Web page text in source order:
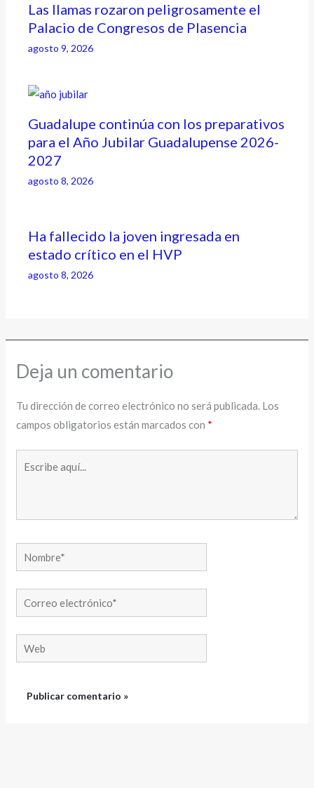
Las llamas rozaron peligrosamente el
Palacio de Congresos de Plasencia
agosto 9, 2026
Guadalupe continúa con los preparativos
para el Año Jubilar Guadalupense 2026-
2027
agosto 8, 2026
Ha fallecido la joven ingresada en
estado crítico en el HVP
agosto 8, 2026
Deja un comentario
Tu dirección de correo electrónico no será publicada. Los
campos obligatorios están marcados con *
Nombre*
Correo
electrónico*
Web